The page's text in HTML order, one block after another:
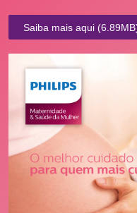
Saiba mais aqui